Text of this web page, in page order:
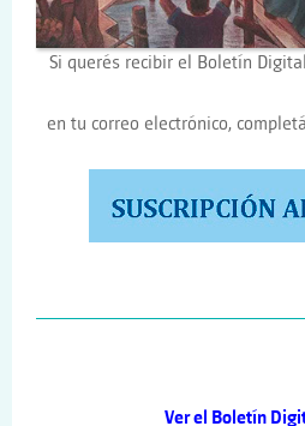
Si querés recibir el Boletín
en tu correo electrónico,
Ver el Boletín